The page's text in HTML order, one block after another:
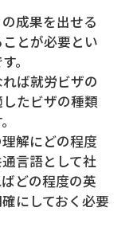
成果を出せる
とが必要とい
。
ば就労ビザの
たビザの種類
解にどの程度
言語として社
どの程度の英
にしておく必要